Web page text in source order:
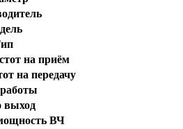
на приём
на передачу
выход
ВЧ